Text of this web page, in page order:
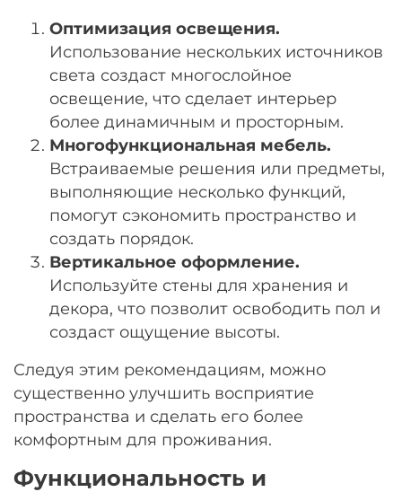
Оптимизация освещения.
Использование нескольких источников
света создаст многослойное
освещение, что сделает интерьер
более динамичным и просторным.
Многофункциональная мебель.
Встраиваемые решения или предметы,
выполняющие несколько функций,
помогут сэкономить пространство и
создать порядок.
Вертикальное оформление.
Используйте стены для хранения и
декора, что позволит освободить пол и
создаст ощущение высоты.
Следуя этим рекомендациям, можно
существенно улучшить восприятие
пространства и сделать его более
комфортным для проживания.
Функциональность и